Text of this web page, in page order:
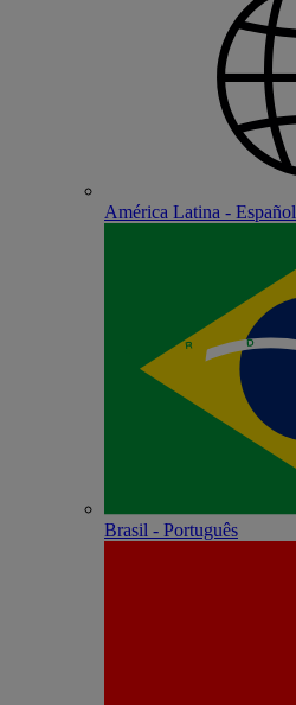
América Latina - Español
Brasil - Português